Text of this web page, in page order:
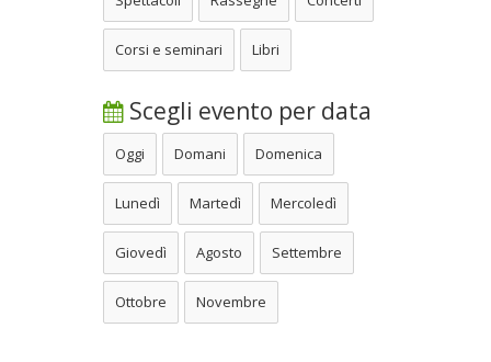
Corsi e seminari Libri
Scegli evento per data
Oggi Domani Domenica
Lunedì Martedì Mercoledì
Giovedì Agosto Settembre
Ottobre Novembre